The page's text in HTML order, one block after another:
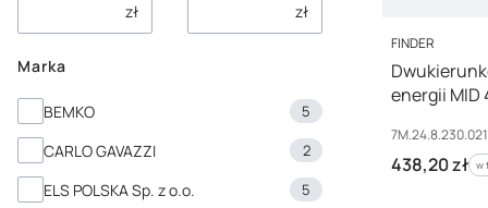
zł
zł
Marka
MarkaBEMKO 5
CARLO GAVAZZI 2
ELS POLSKA Sp. z o.o. 5
PRODUCENT
FINDER
energii MID
Kod producenta
Cena brutto
438,20 zł w
w